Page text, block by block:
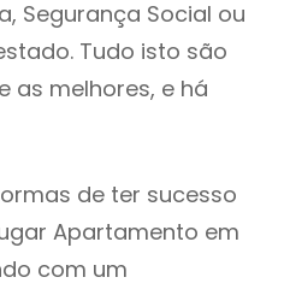
Segurança Social ou
Tudo isto são
as melhores, e há
de ter sucesso
Apartamento em
com um